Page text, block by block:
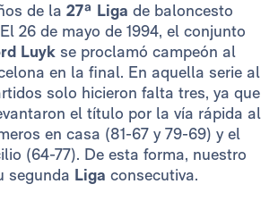
de la 27ª Liga de baloncesto
26 de mayo de 1994, el conjunto
Luyk se proclamó campeón al
en la final. En aquella serie al
solo hicieron falta tres, ya que
el título por la vía rápida al
en casa (81-67 y 79-69) y el
(64-77). De esta forma, nuestro
segunda Liga consecutiva.